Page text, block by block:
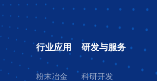
行业应用
粉末冶金
研发与服务
科研开发